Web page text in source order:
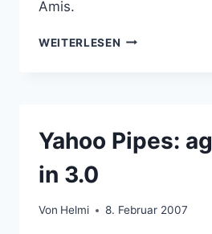
Amis.
WEITERLESEN SO
Yahoo Pipes:
in 3.0
Von Helmi 8. Februar 2007